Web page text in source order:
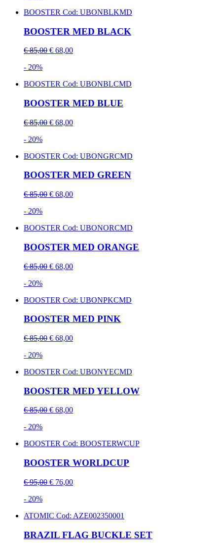
BOOSTER Cod: UBONBLKMD
BOOSTER MED BLACK
€ 85,00 € 68,00
- 20%
BOOSTER Cod: UBONBLCMD
BOOSTER MED BLUE
€ 85,00 € 68,00
- 20%
BOOSTER Cod: UBONGRCMD
BOOSTER MED GREEN
€ 85,00 € 68,00
- 20%
BOOSTER Cod: UBONORCMD
BOOSTER MED ORANGE
€ 85,00 € 68,00
- 20%
BOOSTER Cod: UBONPKCMD
BOOSTER MED PINK
€ 85,00 € 68,00
- 20%
BOOSTER Cod: UBONYECMD
BOOSTER MED YELLOW
€ 85,00 € 68,00
- 20%
BOOSTER Cod: BOOSTERWCUP
BOOSTER WORLDCUP
€ 95,00 € 76,00
- 20%
ATOMIC Cod: AZE002350001
BRAZIL FLAG BUCKLE SET